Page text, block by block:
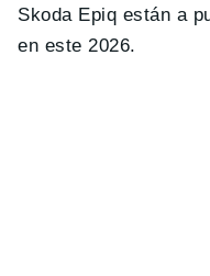
Skoda Epiq están a
en este 2026.